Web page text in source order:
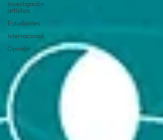
Investigación
artística
Estudiantes
Internacional
Opinión